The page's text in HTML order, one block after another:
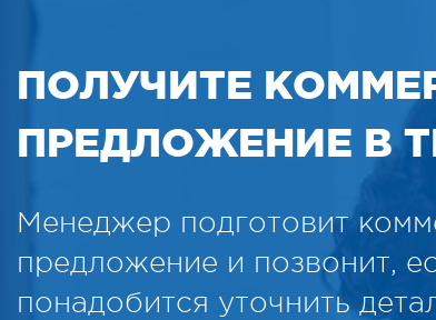
ПОЛУЧИТЕ
ПРЕДЛОЖЕНИЕ В
Менеджер подготовит
предложение и позвонит,
понадобится уточнить